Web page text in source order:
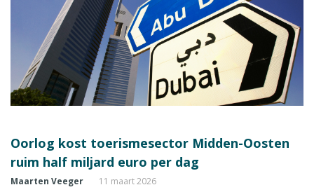
Oorlog kost toerismesector Midden-Oosten
ruim half miljard euro per dag
Maarten Veeger 11 maart 2026